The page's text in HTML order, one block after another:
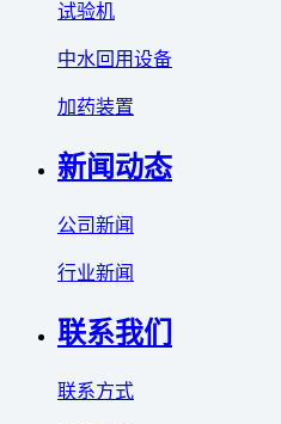
试验机
中水回用设备
加药装置
新闻动态
公司新闻
行业新闻
联系我们
联系方式